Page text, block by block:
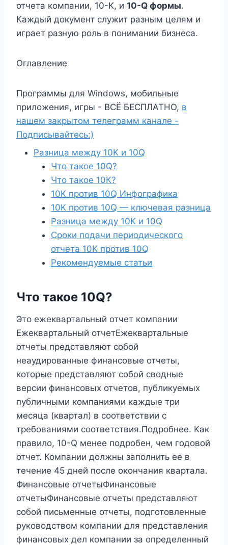
отчета компании, 10-K, и 10-Q формы.
Каждый документ служит разным целям и
играет разную роль в понимании бизнеса.
Оглавление
Программы для Windows, мобильные
приложения, игры - ВСЁ БЕСПЛАТНО, в
нашем закрытом телеграмм канале -
Подписывайтесь:)
Разница между 10K и 10Q
Что такое 10Q?
Что такое 10К?
10K против 10Q Инфографика
10K против 10Q — ключевая разница
Разница между 10K и 10Q
Сроки подачи периодического
отчета 10K против 10Q
Рекомендуемые статьи
Что такое 10Q?
Это ежеквартальный отчет компании
Ежеквартальный отчетЕжеквартальные
отчеты представляют собой
неаудированные финансовые отчеты,
которые представляют собой сводные
версии финансовых отчетов, публикуемых
публичными компаниями каждые три
месяца (квартал) в соответствии с
требованиями соответствия.Подробнее. Как
правило, 10-Q менее подробен, чем годовой
отчет. Компании должны заполнить ее в
течение 45 дней после окончания квартала.
Финансовые отчетыФинансовые
отчетыФинансовые отчеты представляют
собой письменные отчеты, подготовленные
руководством компании для представления
финансовых дел компании за определенный